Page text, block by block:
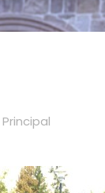
Principal